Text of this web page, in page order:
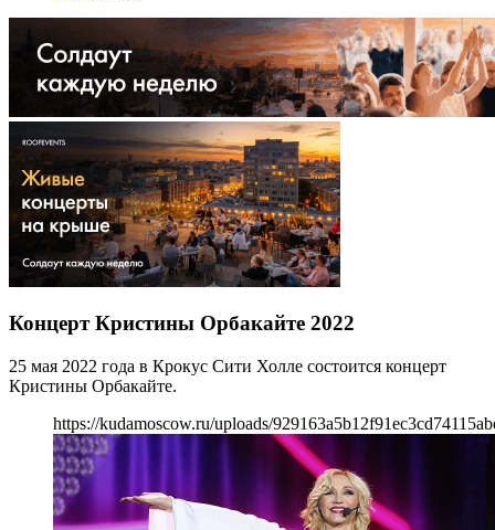
Концерт Кристины Орбакайте 2022
25 мая 2022 года в Крокус Сити Холле состоится концерт
Кристины Орбакайте.
https://kudamoscow.ru/uploads/